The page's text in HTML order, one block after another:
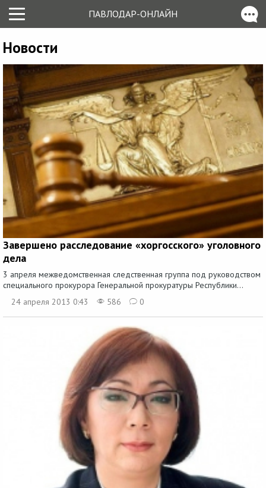
ПАВЛОДАР-ОНЛАЙН
Новости
Завершено расследование «хоргосского» уголовного
дела
3 апреля межведомственная следственная группа под руководством
специального прокурора Генеральной прокуратуры Республики...
24 апреля 2013 0:43
586 0